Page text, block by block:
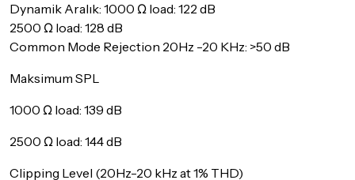
İadesi ve değişimi mümkün olmayan ürünler için
İade ve değişimi talep edilecek ürünün ticari vasfını yitirmemiş
olması, ambalajının korunmuş, aksesuar ve tüm ürün içeriğinin
eksiksiz olması gerekmektedir. Satın almış olduğunuz ürünü
göndermeden önce mutlaka
geçerek bilgi veriniz.
gösterebilir. Lütfen satın almadan önce ilgili ürünün
Dynamik Aralık: 1000 Ω load: 122 dB
2500 Ω load: 128 dB
Common Mode Rejection 20Hz -20 KHz: >50 dB
Maksimum SPL
1000 Ω load: 139 dB
2500 Ω load: 144 dB
Clipping Level (20Hz-20 kHz at 1% THD)